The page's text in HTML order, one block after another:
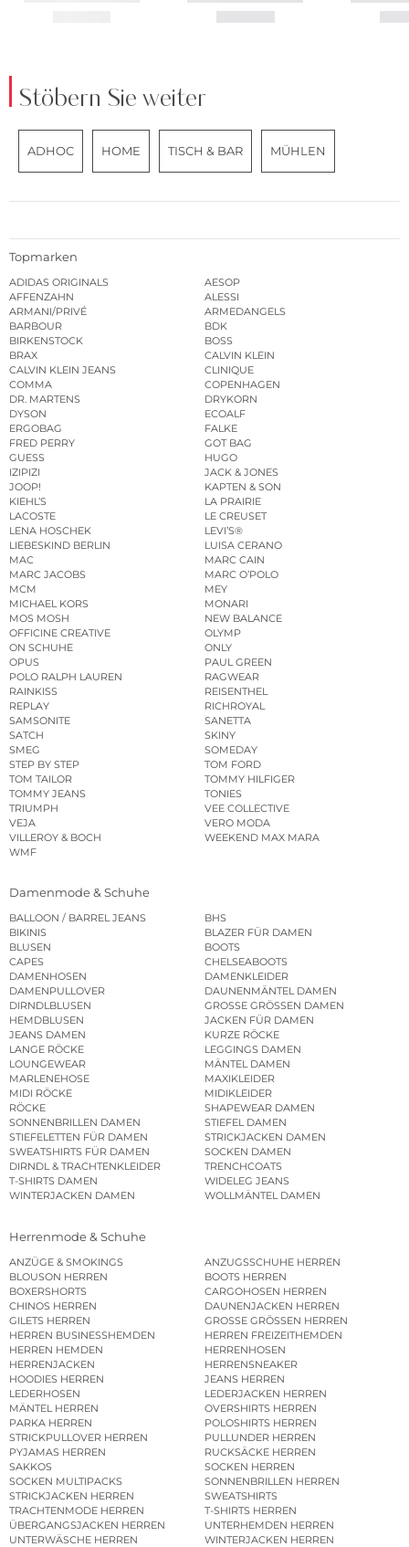
Stöbern Sie weiter
ADHOC HOME TISCH & BAR MÜHLEN
Topmarken
ADIDAS ORIGINALS
AESOP
AFFENZAHN
ALESSI
ARMANI/PRIVÉ
ARMEDANGELS
BARBOUR
BDK
BIRKENSTOCK
BOSS
BRAX
CALVIN KLEIN
CALVIN KLEIN JEANS
CLINIQUE
COMMA
COPENHAGEN
DR. MARTENS
DRYKORN
DYSON
ECOALF
ERGOBAG
FALKE
FRED PERRY
GOT BAG
GUESS
HUGO
IZIPIZI
JACK & JONES
JOOP!
KAPTEN & SON
KIEHL’S
LA PRAIRIE
LACOSTE
LE CREUSET
LENA HOSCHEK
LEVI’S®
LIEBESKIND BERLIN
LUISA CERANO
MAC
MARC CAIN
MARC JACOBS
MARC O’POLO
MCM
MEY
MICHAEL KORS
MONARI
MOS MOSH
NEW BALANCE
OFFICINE CREATIVE
OLYMP
ON SCHUHE
ONLY
OPUS
PAUL GREEN
POLO RALPH LAUREN
RAGWEAR
RAINKISS
REISENTHEL
REPLAY
RICHROYAL
SAMSONITE
SANETTA
SATCH
SKINY
SMEG
SOMEDAY
STEP BY STEP
TOM FORD
TOM TAILOR
TOMMY HILFIGER
TOMMY JEANS
TONIES
TRIUMPH
VEE COLLECTIVE
VEJA
VERO MODA
VILLEROY & BOCH
WEEKEND MAX MARA
WMF
Damenmode & Schuhe
BALLOON / BARREL JEANS
BHS
BIKINIS
BLAZER FÜR DAMEN
BLUSEN
BOOTS
CAPES
CHELSEABOOTS
DAMENHOSEN
DAMENKLEIDER
DAMENPULLOVER
DAUNENMÄNTEL DAMEN
DIRNDLBLUSEN
GROSSE GRÖSSEN DAMEN
HEMDBLUSEN
JACKEN FÜR DAMEN
JEANS DAMEN
KURZE RÖCKE
LANGE RÖCKE
LEGGINGS DAMEN
LOUNGEWEAR
MÄNTEL DAMEN
MARLENEHOSE
MAXIKLEIDER
MIDI RÖCKE
MIDIKLEIDER
RÖCKE
SHAPEWEAR DAMEN
SONNENBRILLEN DAMEN
STIEFEL DAMEN
STIEFELETTEN FÜR DAMEN
STRICKJACKEN DAMEN
SWEATSHIRTS FÜR DAMEN
SOCKEN DAMEN
DIRNDL & TRACHTENKLEIDER
TRENCHCOATS
T-SHIRTS DAMEN
WIDELEG JEANS
WINTERJACKEN DAMEN
WOLLMÄNTEL DAMEN
Herrenmode & Schuhe
ANZÜGE & SMOKINGS
ANZUGSSCHUHE HERREN
BLOUSON HERREN
BOOTS HERREN
BOXERSHORTS
CARGOHOSEN HERREN
CHINOS HERREN
DAUNENJACKEN HERREN
GILETS HERREN
GROSSE GRÖSSEN HERREN
HERREN BUSINESSHEMDEN
HERREN FREIZEITHEMDEN
HERREN HEMDEN
HERRENHOSEN
HERRENJACKEN
HERRENSNEAKER
HOODIES HERREN
JEANS HERREN
LEDERHOSEN
LEDERJACKEN HERREN
MÄNTEL HERREN
OVERSHIRTS HERREN
PARKA HERREN
POLOSHIRTS HERREN
STRICKPULLOVER HERREN
PULLUNDER HERREN
PYJAMAS HERREN
RUCKSÄCKE HERREN
SAKKOS
SOCKEN HERREN
SOCKEN MULTIPACKS
SONNENBRILLEN HERREN
STRICKJACKEN HERREN
SWEATSHIRTS
TRACHTENMODE HERREN
T-SHIRTS HERREN
ÜBERGANGSJACKEN HERREN
UNTERHEMDEN HERREN
UNTERWÄSCHE HERREN
WINTERJACKEN HERREN